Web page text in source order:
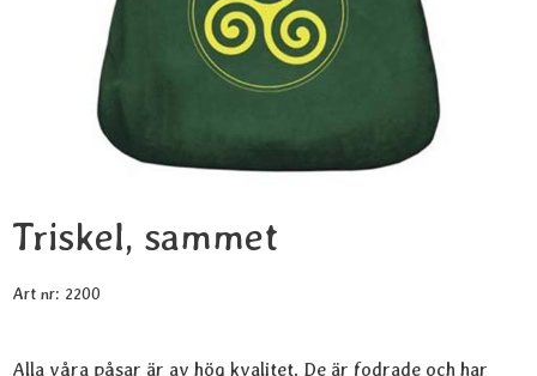
Triskel, sammet
Art nr: 2200
Alla våra påsar är av hög kvalitet. De är fodrade och har